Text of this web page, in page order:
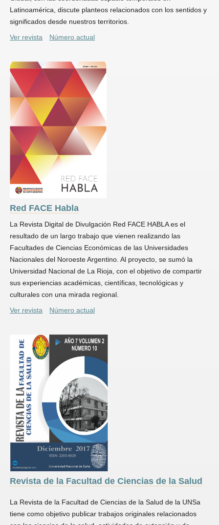
Latinoamérica, discute planteos relacionados con los sentidos y
significados desde nuestros territorios.
Ver revista
Número actual
Red FACE Habla
La Revista Digital de Divulgación Red FACE HABLA es el
resultado de un largo trabajo que vienen realizando las
Facultades de Ciencias Económicas de las Universidades
Nacionales del Noroeste Argentino. Al proyecto, se sumó la
Universidad Nacional de La Rioja, con el objetivo de compartir
sus experiencias académicas, científicas, tecnológicas y
culturales con una mirada regional.
Ver revista
Número actual
Revista de la Facultad de Ciencias de la Salud
La Revista de la Facultad de Ciencias de la Salud de la UNSa
tiene como objetivo publicar trabajos originales relacionados